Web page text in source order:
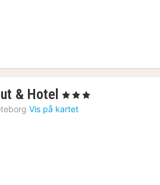
& Hotel 1
natt
, 3 Stjerner
Vis på kartet